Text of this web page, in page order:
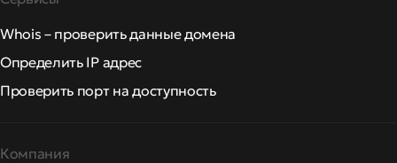
Whois – проверить данные домена
Определить IP адрес
Проверить порт на доступность
Компания